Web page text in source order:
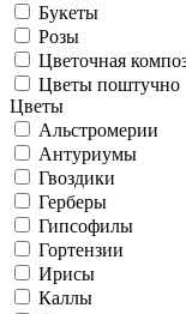
Букеты
Розы
Цветочная
Цветы поштучно
Цветы
Альстромерии
Антуриумы
Гвоздики
Герберы
Гипсофилы
Гортензии
Ирисы
Каллы